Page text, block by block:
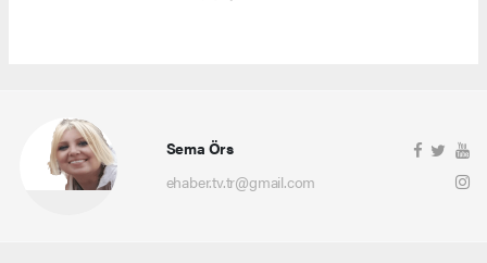
Sema Örs
ehaber.tv.tr@gmail.com